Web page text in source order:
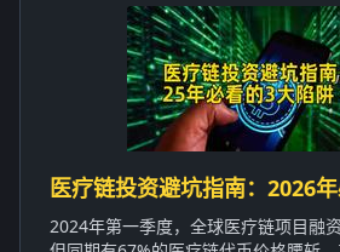
医疗链投资避坑指南：2026
2024年第一季度，全球医疗链项目融